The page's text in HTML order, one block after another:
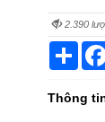
2.390
Thông